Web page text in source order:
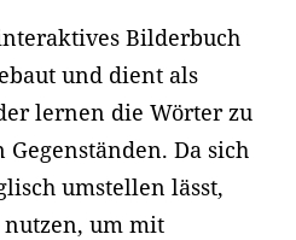
Bilderbuch
und dient als
lernen die Wörter zu
Da sich
umstellen lässt,
nutzen, um mit